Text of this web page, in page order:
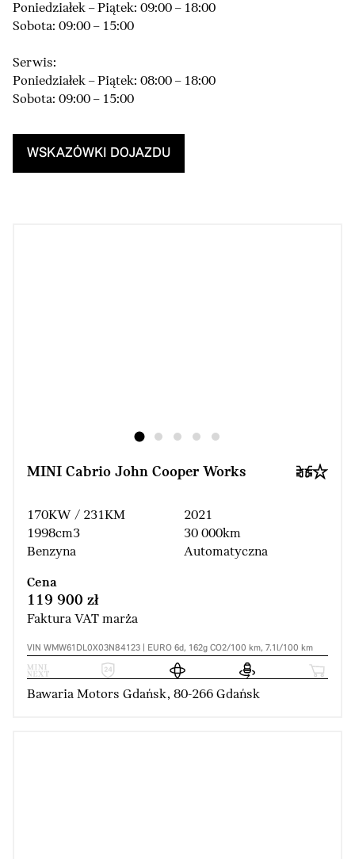
Poniedziałek – Piątek: 09:00 – 18:00
Sobota: 09:00 – 15:00
Serwis:
Poniedziałek – Piątek: 08:00 – 18:00
Sobota: 09:00 – 15:00
WSKAZÓWKI DOJAZDU
MINI Cabrio John Cooper Works
170KW / 231KM
1998cm3
Benzyna
2021
30 000km
Automatyczna
Cena
119 900 zł
Faktura VAT marża
VIN WMW61DL0X03N84123 | EURO 6d, 162g CO2/100 km, 7.1l/100 km
Bawaria Motors Gdańsk, 80-266 Gdańsk